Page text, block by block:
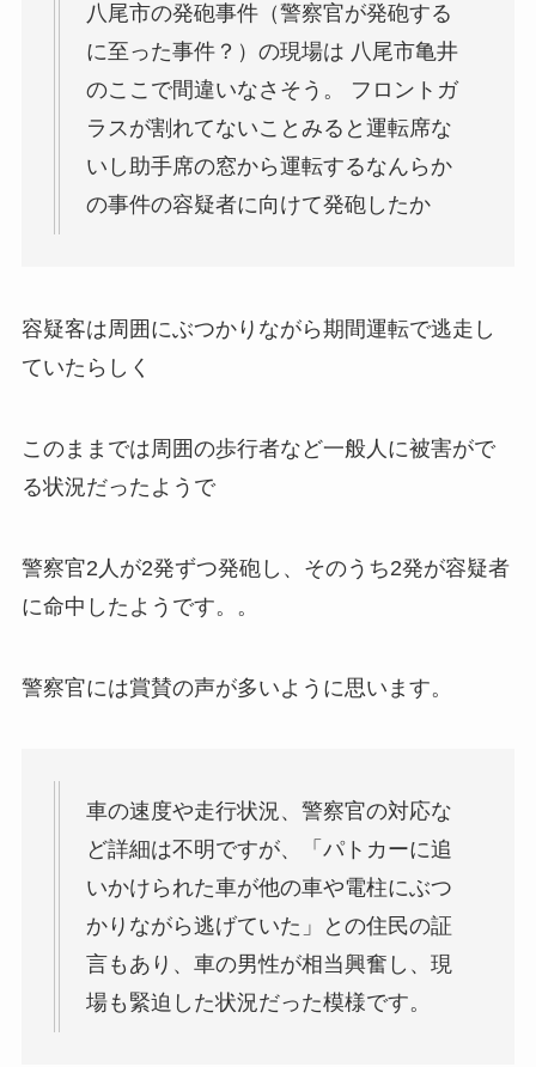
八尾市の発砲事件（警察官が発砲する
に至った事件？）の現場は 八尾市亀井
のここで間違いなさそう。 フロントガ
ラスが割れてないことみると運転席な
いし助手席の窓から運転するなんらか
の事件の容疑者に向けて発砲したか
容疑客は周囲にぶつかりながら期間運転で逃走し
ていたらしく
このままでは周囲の歩行者など一般人に被害がで
る状況だったようで
警察官2人が2発ずつ発砲し、そのうち2発が容疑者
に命中したようです。。
警察官には賞賛の声が多いように思います。
車の速度や走行状況、警察官の対応な
ど詳細は不明ですが、「パトカーに追
いかけられた車が他の車や電柱にぶつ
かりながら逃げていた」との住民の証
言もあり、車の男性が相当興奮し、現
場も緊迫した状況だった模様です。